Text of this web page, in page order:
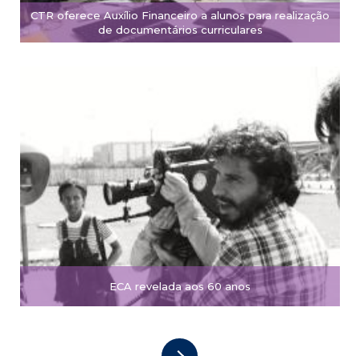
CTR oferece Auxílio Financeiro a alunos para realização
de documentários curriculares
ECA revelada aos 60 anos